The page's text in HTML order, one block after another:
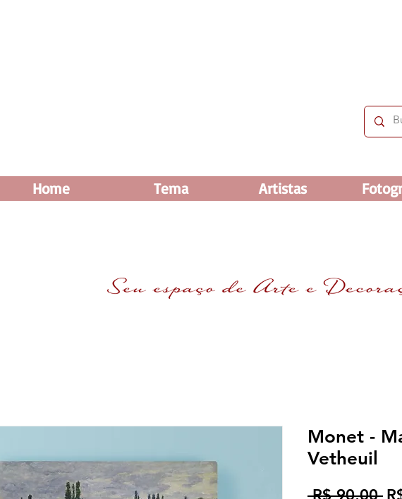
Home Tema Artistas
Monet -
Vetheuil
R$ 90,00